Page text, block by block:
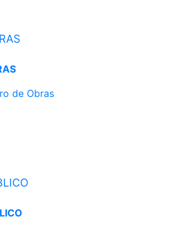
de Obras